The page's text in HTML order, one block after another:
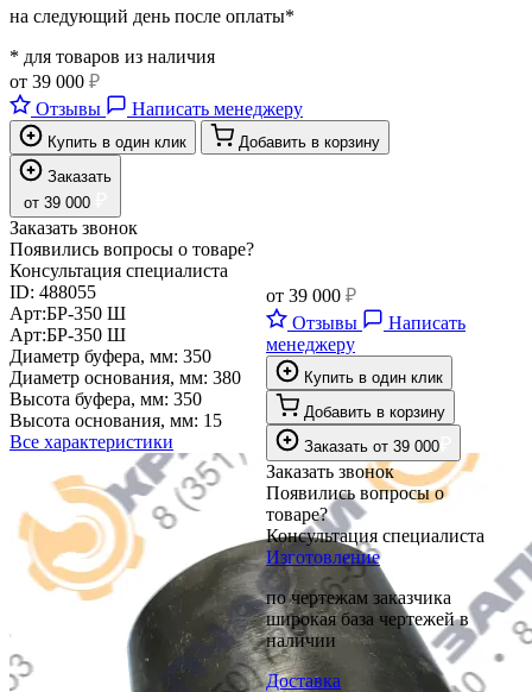
на следующий день после оплаты*
* для товаров из наличия
от 39 000 ₽
Отзывы
Написать менеджеру
Купить в один клик
Добавить в корзину
Заказать
от 39 000
Заказать звонок
Появились вопросы о товаре?
Консультация специалиста
ID: 488055
Арт:БР-350 Ш
Арт:БР-350 Ш
Диаметр буфера, мм: 350
Диаметр основания, мм: 380
Высота буфера, мм: 350
Высота основания, мм: 15
Все характеристики
от 39 000 ₽
Отзывы
Написать
менеджеру
Купить в один клик
Добавить в корзину
Заказать от 39 000
Заказать звонок
Появились вопросы о
товаре?
Консультация специалиста
Изготовление
по чертежам заказчика
широкая база чертежей в
наличии
Доставка